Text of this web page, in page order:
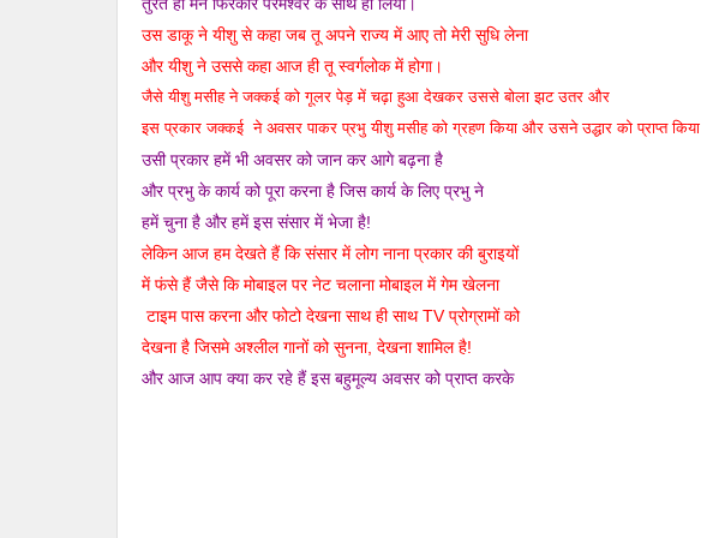
उस डाकू ने यीशु से कहा जब तू अपने राज्य में आए तो मेरी सुधि लेना
और यीशु ने उससे कहा आज ही तू स्वर्गलोक में होगा।
जैसे यीशु मसीह ने जक्कई को गूलर पेड़ में चढ़ा हुआ देखकर उससे बोला झट उतर और
इस प्रकार जक्कई ने अवसर पाकर प्रभु यीशु मसीह को ग्रहण किया और उसने उद्धार को प्राप्त किया
उसी प्रकार हमें भी अवसर को जान कर आगे बढ़ना है
और प्रभु के कार्य को पूरा करना है जिस कार्य के लिए प्रभु ने
हमें चुना है और हमें इस संसार में भेजा है!
लेकिन आज हम देखते हैं कि संसार में लोग नाना प्रकार की बुराइयों
में फंसे हैंजैसे कि मोबाइल पर नेट चलाना मोबाइल में गेम खेलना
टाइम पास करना और फोटोदेखना साथ ही साथ TV प्रोग्रामों को
देखना है जिसमे अश्लील गानों को सुनना, देखना शामिल है!
और आज आप क्या कर रहे हैं इस बहुमूल्य अवसर को प्राप्त करके